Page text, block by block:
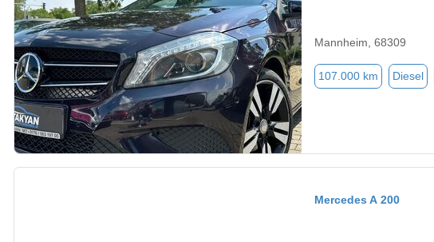
Mannheim, 68309
107.000 km Diesel
Mercedes A 200